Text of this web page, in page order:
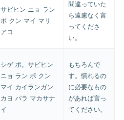
サビヒン ニョ ラン
ポ クン マイ マリ
アコ
間違っていた
ら遠慮なく言
ってくださ
い。
シゲ ポ。サビヒン
ニョ ラン ポ クン
マイ カイランガン
カヨ パラ マカサナ
イ
もちろんで
す。慣れるの
に必要なもの
があれば言っ
てください。